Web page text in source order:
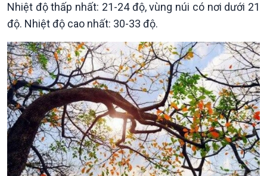
Kinh tế
Tin Kinh tế
Nông nghiệp & Biển đảo
Tin Nông nghiệp & Biển
Nhiệt độ thấp nhất: 21-24 độ, vùng núi có nơi dưới 21
độ. Nhiệt độ cao nhất: 30-33 độ.